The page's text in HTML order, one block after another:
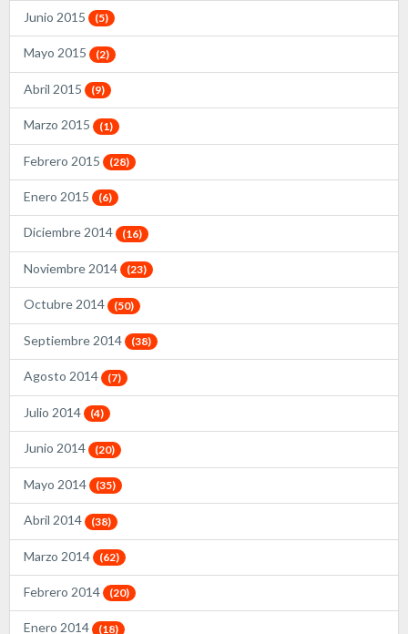
Junio 2015 (5)
Mayo 2015 (2)
Abril 2015 (9)
Marzo 2015 (1)
Febrero 2015 (28)
Enero 2015 (6)
Diciembre 2014 (16)
Noviembre 2014 (23)
Octubre 2014 (50)
Septiembre 2014 (38)
Agosto 2014 (7)
Julio 2014 (4)
Junio 2014 (20)
Mayo 2014 (35)
Abril 2014 (38)
Marzo 2014 (62)
Febrero 2014 (20)
Enero 2014 (18)